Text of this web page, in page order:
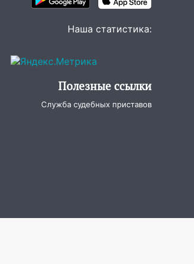
Наша статистика:
Полезные ссылки
Служба судебных приставов